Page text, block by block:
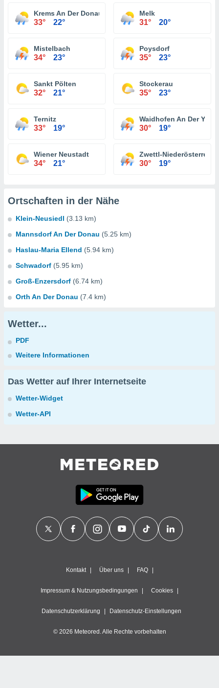
Krems An Der Donau
33° 22°
Melk
31° 20°
Mistelbach
34° 23°
Poysdorf
35° 23°
Sankt Pölten
32° 21°
Stockerau
35° 23°
Ternitz
33° 19°
Waidhofen An Der Ybbs
30° 19°
Wiener Neustadt
34° 21°
Zwettl-Niederösterreich
30° 19°
Ortschaften in der Nähe
Klein-Neusiedl (3.13 km)
Mannsdorf An Der Donau (5.25 km)
Haslau-Maria Ellend (5.94 km)
Schwadorf (5.95 km)
Groß-Enzersdorf (6.74 km)
Orth An Der Donau (7.4 km)
Wetter...
PDF
Weitere Informationen
Das Wetter auf Ihrer Internetseite
Wetter-Widget
Wetter-API
Kontakt Über uns FAQ
Impressum & Nutzungsbedingungen Cookies
Datenschutzerklärung Datenschutz-Einstellungen
© 2026 Meteored. Alle Rechte vorbehalten